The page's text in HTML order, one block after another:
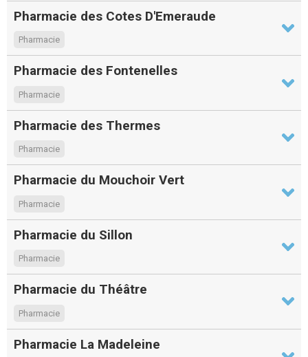
Pharmacie des Cotes D'Emeraude
Pharmacie
Pharmacie des Fontenelles
Pharmacie
Pharmacie des Thermes
Pharmacie
Pharmacie du Mouchoir Vert
Pharmacie
Pharmacie du Sillon
Pharmacie
Pharmacie du Théâtre
Pharmacie
Pharmacie La Madeleine